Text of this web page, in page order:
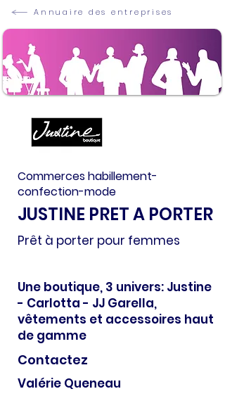
Annuaire des entreprises
Commerces habillement-
confection-mode
JUSTINE PRET A PORTER
Prêt à porter pour femmes
Une boutique, 3 univers: Justine
- Carlotta - JJ Garella,
vêtements et accessoires haut
de gamme
Contactez
Valérie Queneau